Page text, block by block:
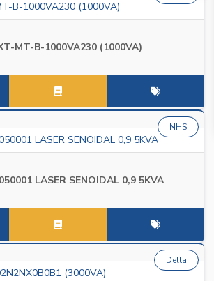
MT-B-1000VA230 (1000VA)
LASER SENOIDAL 0,9 5KVA
NHS
Delta